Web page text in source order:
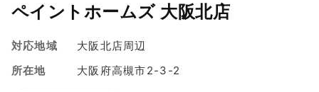
ペイントホームズ 大阪北店
対応地域
大阪北店周辺
所在地
大阪府高槻市2-3-2